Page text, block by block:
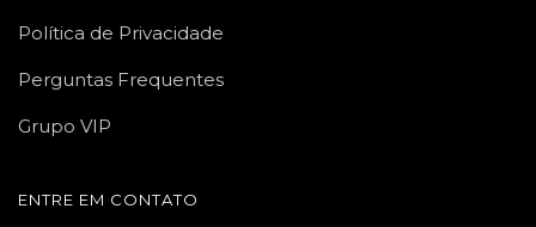
Política de Privacidade
Perguntas Frequentes
Grupo VIP
ENTRE EM CONTATO